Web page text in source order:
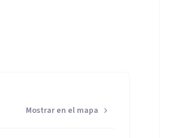
Mostrar en el mapa